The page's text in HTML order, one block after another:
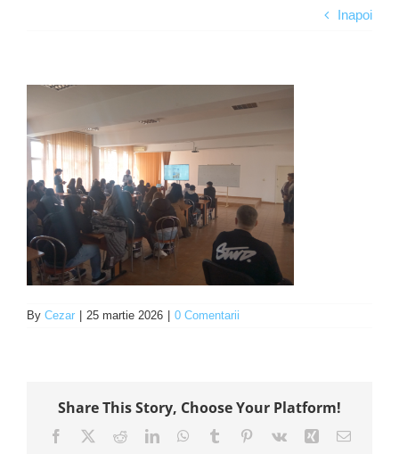
Inapoi
By Cezar 25 martie 2026 0 Comentarii
Share This Story, Choose Your Platform!
Facebook RedditLinkedInWhatsApp
Tumblr Pinterest
Vk Xing E-